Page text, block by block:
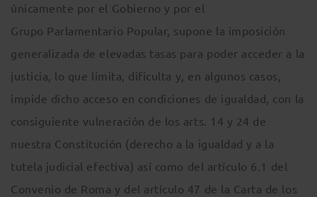
únicamente por el Gobierno y por el
Grupo Parlamentario Popular, supone la imposición
generalizada de elevadas tasas para poder acceder a la
justicia, lo que limita, dificulta y, en algunos casos,
impide dicho acceso en condiciones de igualdad, con la
consiguiente vulneración de los arts. 14 y 24 de
nuestra Constitución (derecho a la igualdad y a la
tutela judicial efectiva) así como del artículo 6.1 del
Convenio de Roma y del artículo 47 de la Carta de los